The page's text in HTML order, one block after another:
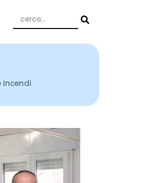
Incendi